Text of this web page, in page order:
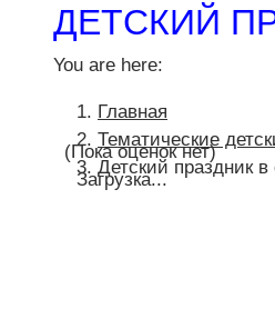
ДЕТСКИЙ
You are here:
Главная
Тематические
Детский праздник
(Пока оценок нет)
Загрузка...